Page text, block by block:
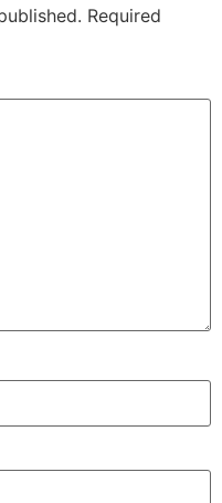
Required